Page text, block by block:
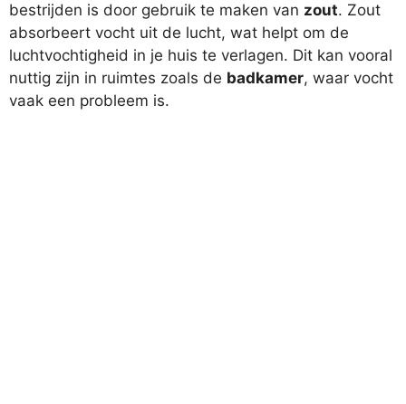
bestrijden is door gebruik te maken van zout. Zout
absorbeert vocht uit de lucht, wat helpt om de
luchtvochtigheid in je huis te verlagen. Dit kan vooral
nuttig zijn in ruimtes zoals de badkamer, waar vocht
vaak een probleem is.